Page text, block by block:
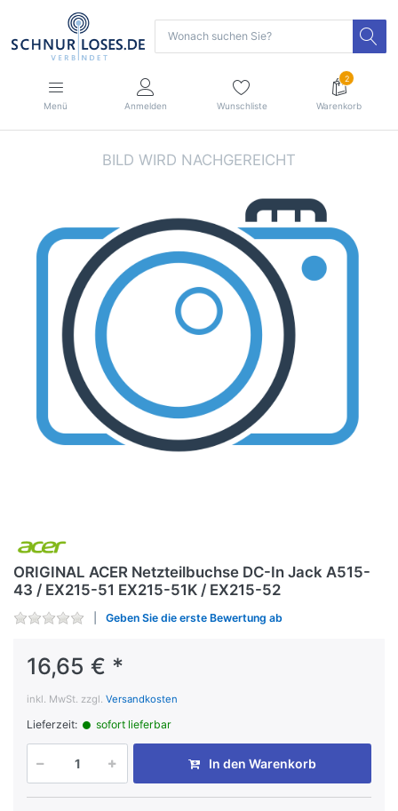
Menü Anmelden Wunschliste
2
Warenkorb
ORIGINAL ACER Netzteilbuchse DC-In Jack A515-
43 / EX215-51 EX215-51K / EX215-52
Geben Sie die erste Bewertung ab
16,65 € *
inkl. MwSt. zzgl. Versandkosten
Lieferzeit: sofort lieferbar
In den Warenkorb